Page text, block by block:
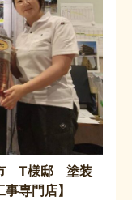
T様邸 塗装
専門店】